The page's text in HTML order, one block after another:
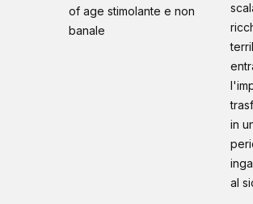
of age stimolante e non
banale
in
al